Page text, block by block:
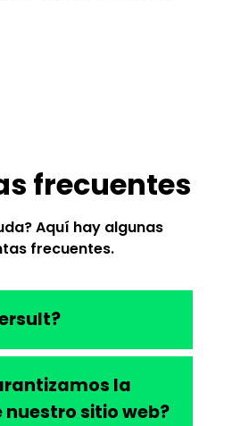
frecuentes
Aquí hay algunas
frecuentes.
la
sitio web?